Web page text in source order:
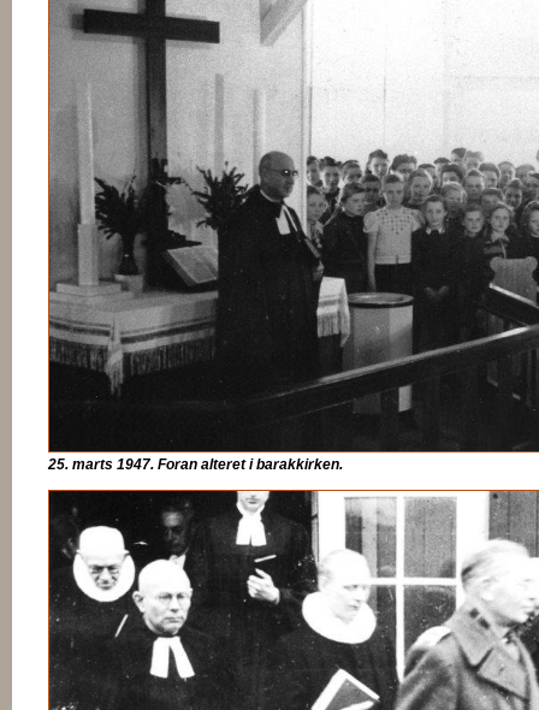
25. marts 1947. Foran alteret i barakkirken.